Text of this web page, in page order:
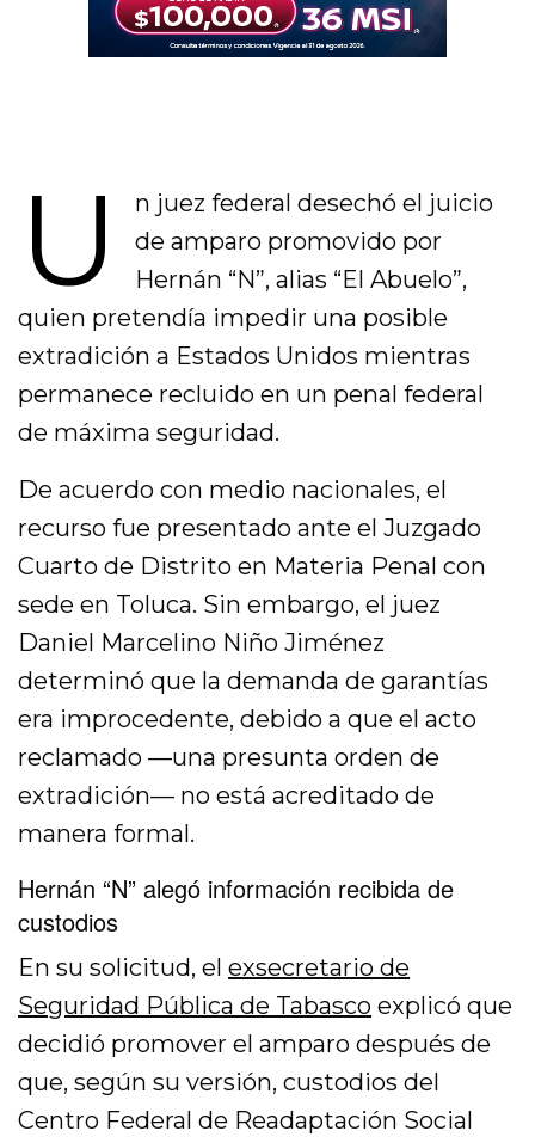
U
n juez federal desechó el juicio
de amparo promovido por
Hernán “N”, alias “El Abuelo”,
quien pretendía impedir una posible
extradición a Estados Unidos mientras
permanece recluido en un penal federal
de máxima seguridad.
De acuerdo con medio nacionales, el
recurso fue presentado ante el Juzgado
Cuarto de Distrito en Materia Penal con
sede en Toluca. Sin embargo, el juez
Daniel Marcelino Niño Jiménez
determinó que la demanda de garantías
era improcedente, debido a que el acto
reclamado —una presunta orden de
extradición— no está acreditado de
manera formal.
Hernán “N” alegó información recibida de
custodios
En su solicitud, elexsecretario de
Seguridad Pública de Tabasco explicó que
decidió promover el amparo después de
que, según su versión, custodios del
Centro Federal de Readaptación Social